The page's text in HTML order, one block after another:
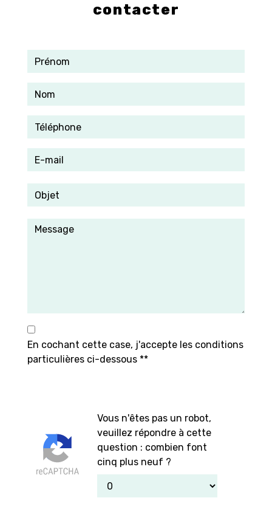
contacter
En cochant cette case, j'accepte les conditions
particulières ci-dessous **
Vous n'êtes pas un robot,
veuillez répondre à cette
question : combien font
cinq plus neuf ?